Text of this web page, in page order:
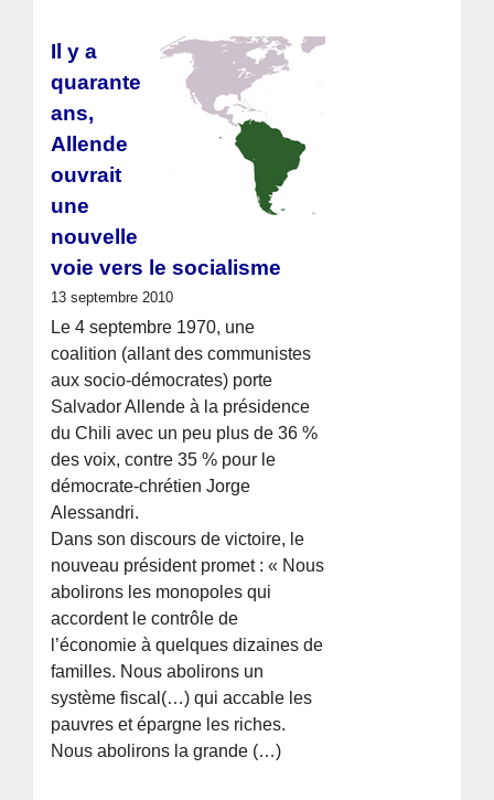
Il y a
quarante
ans,
Allende
ouvrait
une
nouvelle
voie vers le socialisme
13 septembre 2010
Le 4 septembre 1970, une
coalition (allant des communistes
aux socio-démocrates) porte
Salvador Allende à la présidence
du Chili avec un peu plus de 36 %
des voix, contre 35 % pour le
démocrate-chrétien Jorge
Alessandri.
Dans son discours de victoire, le
nouveau président promet : « Nous
abolirons les monopoles qui
accordent le contrôle de
l’économie à quelques dizaines de
familles. Nous abolirons un
système fiscal(…) qui accable les
pauvres et épargne les riches.
Nous abolirons la grande (…)